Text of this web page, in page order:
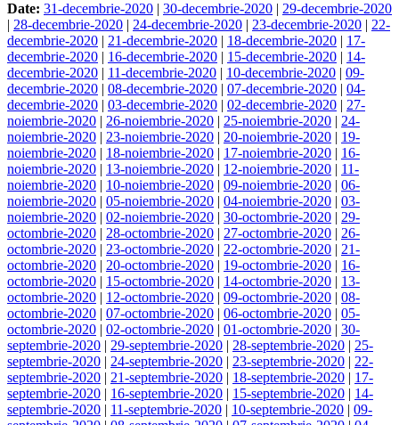
Date: 31-decembrie-2020 | 30-decembrie-2020 | 29-decembrie-2020
| 28-decembrie-2020 | 24-decembrie-2020 | 23-decembrie-2020 | 22-
decembrie-2020 | 21-decembrie-2020 | 18-decembrie-2020 | 17-
decembrie-2020 | 16-decembrie-2020 | 15-decembrie-2020 | 14-
decembrie-2020 | 11-decembrie-2020 | 10-decembrie-2020 | 09-
decembrie-2020 | 08-decembrie-2020 | 07-decembrie-2020 | 04-
decembrie-2020 | 03-decembrie-2020 | 02-decembrie-2020 | 27-
noiembrie-2020 | 26-noiembrie-2020 | 25-noiembrie-2020 | 24-
noiembrie-2020 | 23-noiembrie-2020 | 20-noiembrie-2020 | 19-
noiembrie-2020 | 18-noiembrie-2020 | 17-noiembrie-2020 | 16-
noiembrie-2020 | 13-noiembrie-2020 | 12-noiembrie-2020 | 11-
noiembrie-2020 | 10-noiembrie-2020 | 09-noiembrie-2020 | 06-
noiembrie-2020 | 05-noiembrie-2020 | 04-noiembrie-2020 | 03-
noiembrie-2020 | 02-noiembrie-2020 | 30-octombrie-2020 | 29-
octombrie-2020 | 28-octombrie-2020 | 27-octombrie-2020 | 26-
octombrie-2020 | 23-octombrie-2020 | 22-octombrie-2020 | 21-
octombrie-2020 | 20-octombrie-2020 | 19-octombrie-2020 | 16-
octombrie-2020 | 15-octombrie-2020 | 14-octombrie-2020 | 13-
octombrie-2020 | 12-octombrie-2020 | 09-octombrie-2020 | 08-
octombrie-2020 | 07-octombrie-2020 | 06-octombrie-2020 | 05-
octombrie-2020 | 02-octombrie-2020 | 01-octombrie-2020 | 30-
septembrie-2020 | 29-septembrie-2020 | 28-septembrie-2020 | 25-
septembrie-2020 | 24-septembrie-2020 | 23-septembrie-2020 | 22-
septembrie-2020 | 21-septembrie-2020 | 18-septembrie-2020 | 17-
septembrie-2020 | 16-septembrie-2020 | 15-septembrie-2020 | 14-
septembrie-2020 | 11-septembrie-2020 | 10-septembrie-2020 | 09-